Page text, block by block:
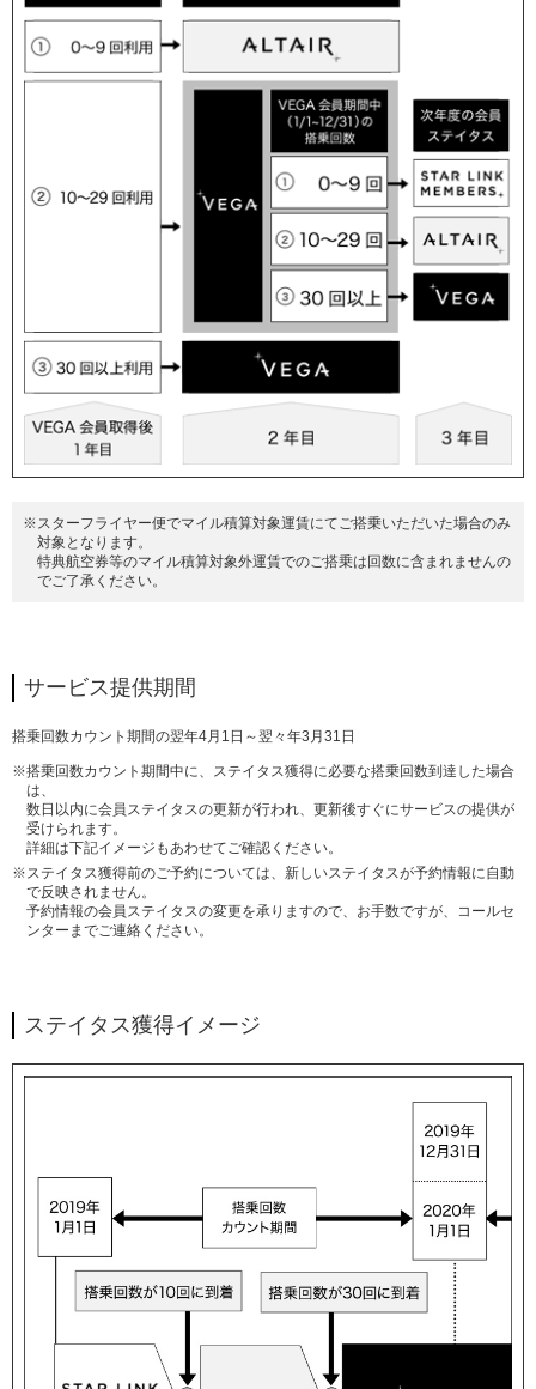
※スターフライヤー便でマイル積算対象運賃にてご搭乗いただいた場合のみ
対象となります。
特典航空券等のマイル積算対象外運賃でのご搭乗は回数に含まれませんの
でご了承ください。
サービス提供期間
搭乗回数カウント期間の翌年4月1日～翌々年3月31日
※搭乗回数カウント期間中に、ステイタス獲得に必要な搭乗回数到達した場合
は、
数日以内に会員ステイタスの更新が行われ、更新後すぐにサービスの提供が
受けられます。
詳細は下記イメージもあわせてご確認ください。
※ステイタス獲得前のご予約については、新しいステイタスが予約情報に自動
で反映されません。
予約情報の会員ステイタスの変更を承りますので、お手数ですが、コールセ
ンターまでご連絡ください。
ステイタス獲得イメージ